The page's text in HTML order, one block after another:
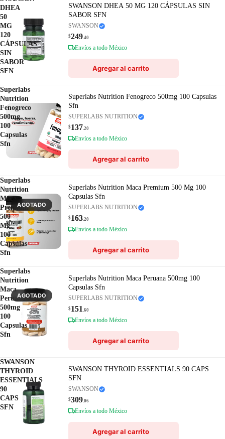
DHEA
50
MG
120
CÁPSULAS
SIN
SABOR
SFN
SWANSON DHEA 50 MG 120 CÁPSULAS SIN
SABOR SFN
SWANSON
$249.40
Envíos a todo México
Agregar al carrito
Superlabs
Nutrition
Fenogreco
500mg
100
Capsulas
Sfn
Superlabs Nutrition Fenogreco 500mg 100 Capsulas
Sfn
SUPERLABS NUTRITION
$137.20
Envíos a todo México
Agregar al carrito
Superlabs
Nutrition
Maca
Premium
500
Mg
100
Capsulas
Sfn
AGOTADO
Superlabs Nutrition Maca Premium 500 Mg 100
Capsulas Sfn
SUPERLABS NUTRITION
$163.20
Envíos a todo México
Agregar al carrito
Superlabs
Nutrition
Maca
Peruana
500mg
100
Capsulas
Sfn
AGOTADO
Superlabs Nutrition Maca Peruana 500mg 100
Capsulas Sfn
SUPERLABS NUTRITION
$151.60
Envíos a todo México
Agregar al carrito
SWANSON
THYROID
ESSENTIALS
90
CAPS
SFN
SWANSON THYROID ESSENTIALS 90 CAPS
SFN
SWANSON
$309.06
Envíos a todo México
Agregar al carrito